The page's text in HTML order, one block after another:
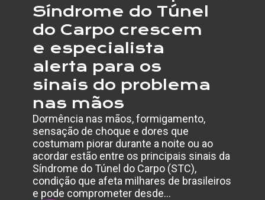
Síndrome do Túnel
do Carpo crescem
e especialista
alerta para os
sinais do problema
nas mãos
Dormência nas mãos, formigamento,
sensação de choque e dores que
costumam piorar durante a noite ou ao
acordar estão entre os principais sinais da
Síndrome do Túnel do Carpo (STC),
condição que afeta milhares de brasileiros
e pode comprometer desde…